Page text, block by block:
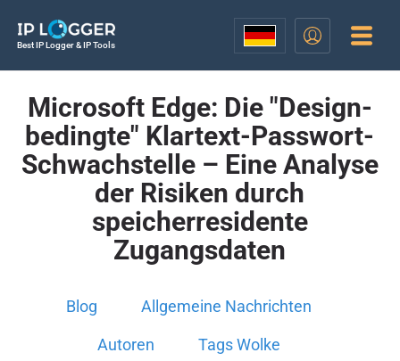
Best IP Logger & IP Tools
Microsoft Edge: Die "Design-
bedingte" Klartext-Passwort-
Schwachstelle – Eine Analyse
der Risiken durch
speicherresidente
Zugangsdaten
Blog Allgemeine Nachrichten
Autoren Tags Wolke